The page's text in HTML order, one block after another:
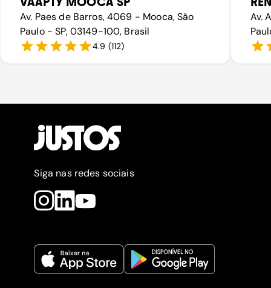
Av. Paes de Barros, 4069 - Mooca, São
Paulo - SP, 03149-100, Brasil
4.9 (112)
Av.
Siga nas redes sociais